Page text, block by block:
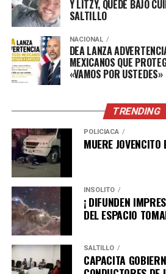
Por su parte, el alcalde Fernando
respaldo del gobernador Manolo
destacando la importancia de estas
municipio.
“Estas acciones representan un
vialidades, lo que se traduce en
familias y en un impulso para el
municipio”.
Y LITZY, QUEDÉ BAJO
SALTILLO
NACIONAL
DEA LANZA
MEXICANOS QUE
«VAMOS POR USTEDES»
TRENDING
POLICÍACA
MUERE
INSÓLITO
¡ DIFUNDEN
DEL ESPACIO
SALTILLO
CAPACITA